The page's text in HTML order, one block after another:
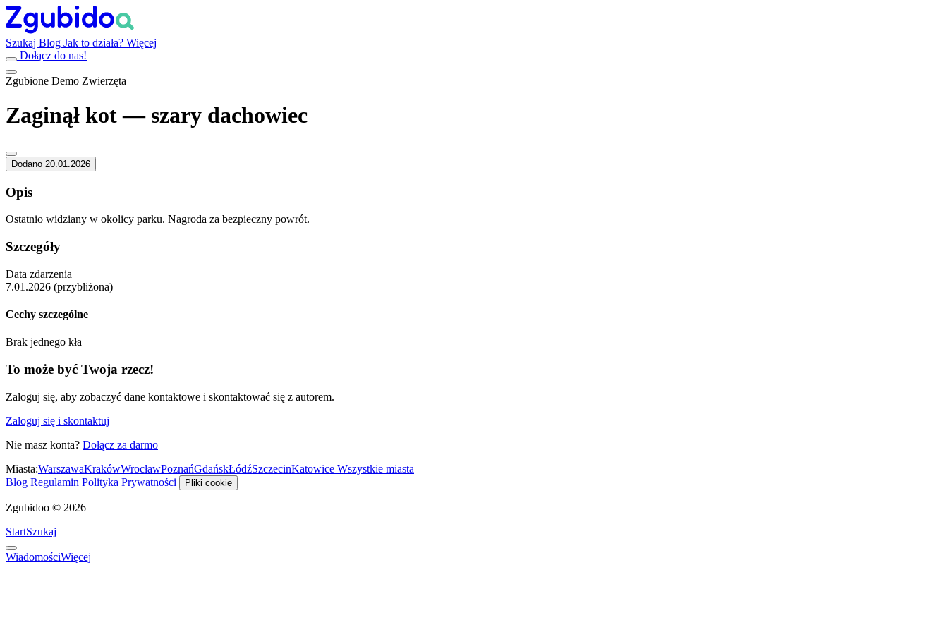
Szukaj Blog Jak to działa? Więcej
Dołącz do nas!
Zgubione Demo Zwierzęta
Zaginął kot — szary dachowiec
Dodano 20.01.2026
Opis
Ostatnio widziany w okolicy parku. Nagroda za bezpieczny powrót.
Szczegóły
Data zdarzenia
7.01.2026 (przybliżona)
Cechy szczególne
Brak jednego kła
To może być Twoja rzecz!
Zaloguj się, aby zobaczyć dane kontaktowe i skontaktować się z autorem.
Zaloguj się i skontaktuj
Nie masz konta? Dołącz za darmo
Miasta:WarszawaKrakówWrocławPoznańGdańskŁódźSzczecinKatowice Wszystkie miasta
Blog Regulamin Polityka Prywatności Pliki cookie
Zgubidoo © 2026
StartSzukaj
WiadomościWięcej